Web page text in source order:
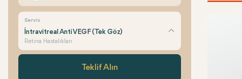
Servis
İntravitreal Anti VEGF (Tek Göz)
Retina Hastalıkları
Teklif Alın